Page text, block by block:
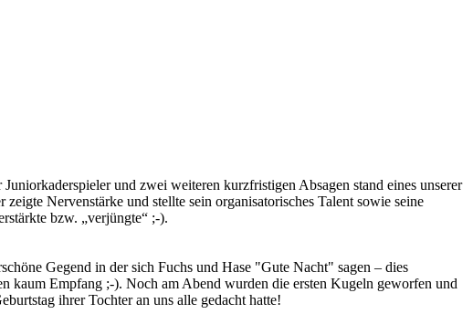
und zwei weiteren kurzfristigen Absagen stand eines unserer
Nervenstärke und stellte sein organisatorisches Talent sowie seine
bzw. „verjüngte“ ;-).
Gegend in der sich Fuchs und Hase "Gute Nacht" sagen – dies
kaum Empfang ;-). Noch am Abend wurden die ersten Kugeln geworfen und
ihrer Tochter an uns alle gedacht hatte!